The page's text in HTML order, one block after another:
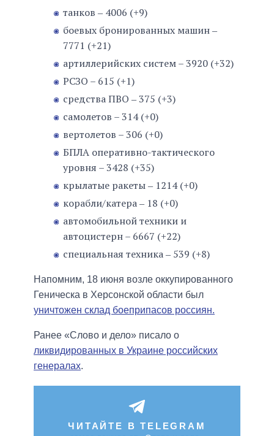
танков ‒ 4006 (+9)
боевых бронированных машин ‒
7771 (+21)
артиллерийских систем – 3920 (+32)
РСЗО – 615 (+1)
средства ПВО ‒ 375 (+3)
самолетов – 314 (+0)
вертолетов – 306 (+0)
БПЛА оперативно-тактического
уровня – 3428 (+35)
крылатые ракеты ‒ 1214 (+0)
корабли/катера ‒ 18 (+0)
автомобильной техники и
автоцистерн – 6667 (+22)
специальная техника ‒ 539 (+8)
Напомним, 18 июня возле оккупированного
Геническа в Херсонской области был
уничтожен склад боеприпасов россиян.
Ранее «Слово и дело» писало о
ликвидированных в Украине российских
генералах.
ЧИТАЙТЕ В TELEGRAM